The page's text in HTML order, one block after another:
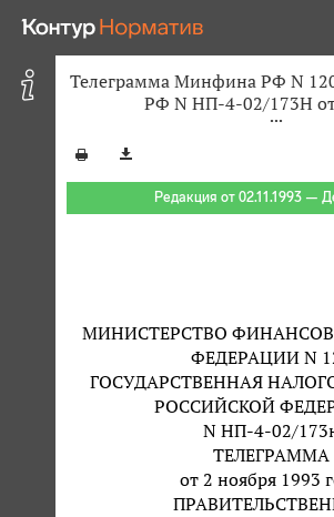
Телеграмма Минфина РФ N
РФ N НП-4-02/173Н
Редакция от 02.11.1993 —
МИНИСТЕРСТВО
ФЕДЕРАЦИИ N
ГОСУДАРСТВЕННАЯ
РОССИЙСКОЙ
N НП-4-02/
ТЕЛЕГРАММА
от 2 ноября 1993